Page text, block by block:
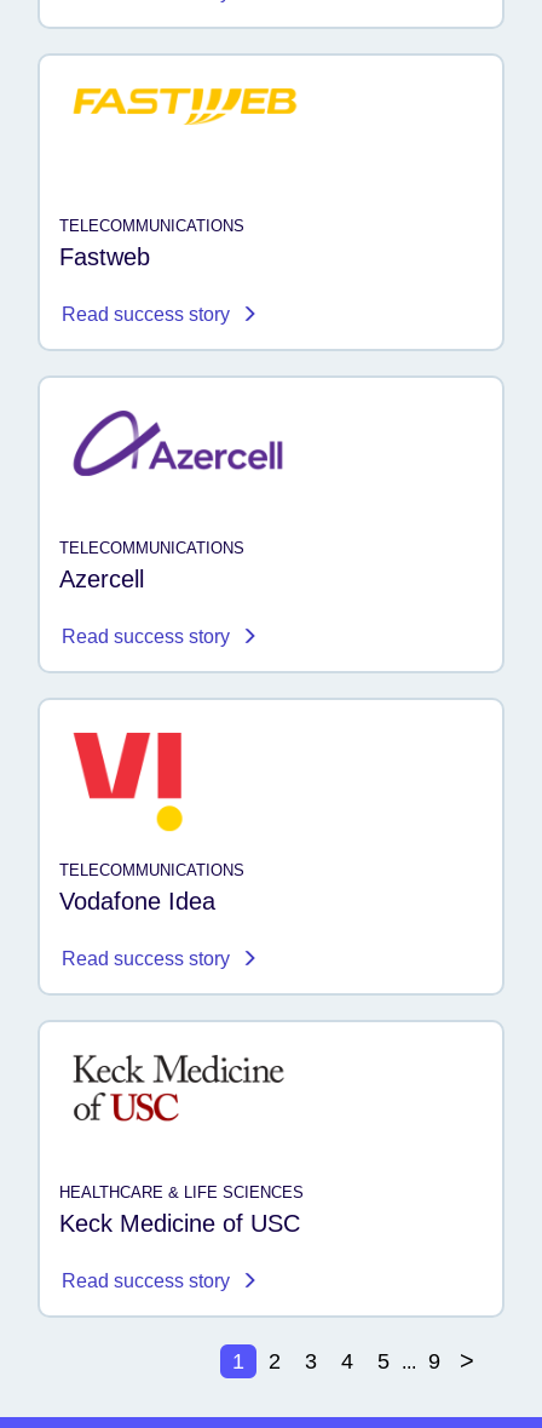
TELECOMMUNICATIONS
Fastweb
Read success story
TELECOMMUNICATIONS
Azercell
Read success story
TELECOMMUNICATIONS
Vodafone Idea
Read success story
HEALTHCARE & LIFE SCIENCES
Keck Medicine of USC
Read success story
1 2 3 4 5 ... 9 >